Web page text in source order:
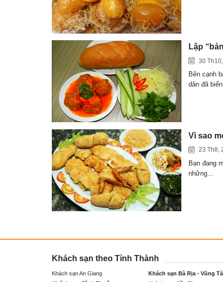
Lập
30
Bên cạnh
dân đã
Vì sao
23 Th8,
Bạn đang
những…
Khách sạn theo Tỉnh Thành
Khách sạn An Giang Khách sạn Bà Rịa - Vũng